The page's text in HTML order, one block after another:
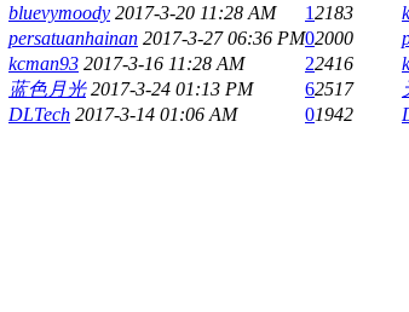
bluevymoody 2017-3-20 11:28 AM 12183
persatuanhainan 2017-3-27 06:36 PM02000
kcman93 2017-3-16 11:28 AM 22416
蓝色月光 2017-3-24 01:13 PM 62517
DLTech 2017-3-14 01:06 AM 01942